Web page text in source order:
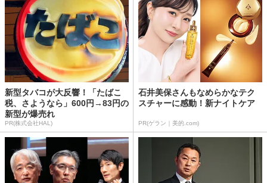
新型タバコが大反響！「たばこ
税、さようなら」600円→83円の
新型が爆売れ
PR(株式会社HAL)
石井美保さんもなめらかなテク
スチャーに感動！新ナイトケア
PR(ゲラン｜美的.com)